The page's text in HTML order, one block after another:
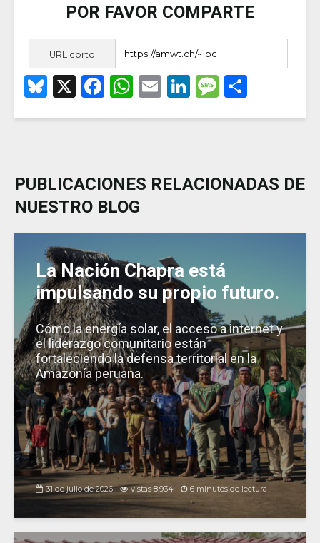
POR FAVOR COMPARTE
URL corto
B
k
y
X
F
b
o
k
W
A
p
E
Li
dI
M
g
PUBLICACIONES RELACIONADAS DE
NUESTRO BLOG
La Nación Chapra está
impulsando su propio futuro.
Cómo la energía solar, el acceso a internet y
el liderazgo comunitario están
fortaleciendo la defensa territorial en la
Amazonía peruana.
31 de julio de 2026 vistas 8,934 6 minutos de lectura